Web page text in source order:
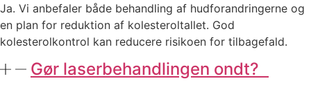
Ja. Vi anbefaler både behandling af hudforandringerne og
en plan for reduktion af kolesteroltallet. God
kolesterolkontrol kan reducere risikoen for tilbagefald.
Gør laserbehandlingen ondt?